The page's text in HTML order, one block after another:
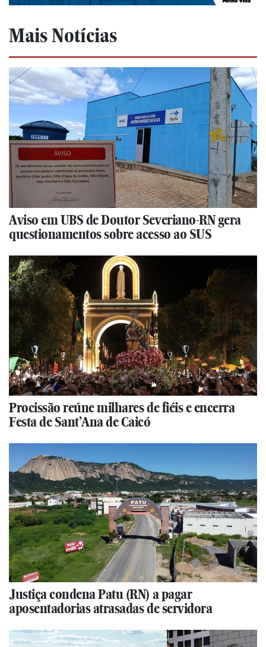
Mais Notícias
Aviso em UBS de Doutor Severiano-RN gera
questionamentos sobre acesso ao SUS
Procissão reúne milhares de fiéis e encerra
Festa de Sant’Ana de Caicó
Justiça condena Patu (RN) a pagar
aposentadorias atrasadas de servidora